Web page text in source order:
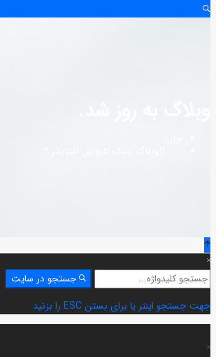
جستجو
برای:
جستجو در سایت
جهت جستجو اینتر یا برای بستن ESC را بزنید